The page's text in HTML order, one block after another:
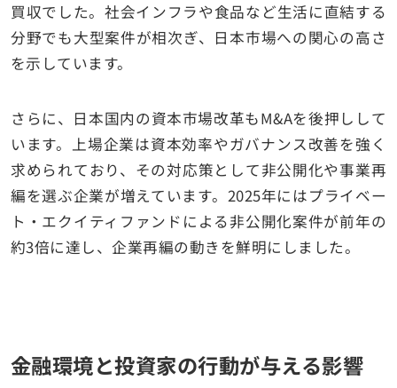
買収でした。社会インフラや食品など生活に直結する
分野でも大型案件が相次ぎ、日本市場への関心の高さ
を示しています。
さらに、日本国内の資本市場改革もM&Aを後押しして
います。上場企業は資本効率やガバナンス改善を強く
求められており、その対応策として非公開化や事業再
編を選ぶ企業が増えています。2025年にはプライベー
ト・エクイティファンドによる非公開化案件が前年の
約3倍に達し、企業再編の動きを鮮明にしました。
金融環境と投資家の行動が与える影響